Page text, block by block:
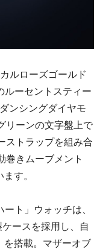
ルローズゴールド
ーセントスティー
ンシングダイヤモ
リーンの文字盤上で
ストラップを組み合
巻きムーブメント
す。
ト」ウォッチは、
ースを採用し、自
搭載。マザーオブ